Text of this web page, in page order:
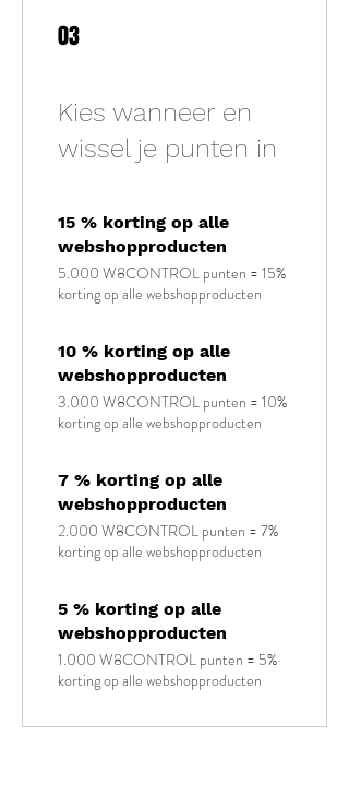
03
Kies wanneer en
wissel je punten in
15 % korting op alle
webshopproducten
5.000 W8CONTROL punten = 15%
korting op alle webshopproducten
10 % korting op alle
webshopproducten
3.000 W8CONTROL punten = 10%
korting op alle webshopproducten
7 % korting op alle
webshopproducten
2.000 W8CONTROL punten = 7%
korting op alle webshopproducten
5 % korting op alle
webshopproducten
1.000 W8CONTROL punten = 5%
korting op alle webshopproducten